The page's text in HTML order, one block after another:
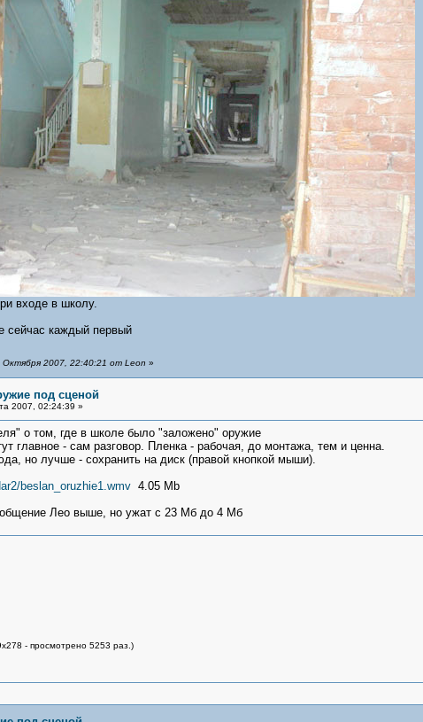
входе в школу.
сейчас каждый первый
2007, 22:40:21 от Leon »
под сценой
2007, 02:24:39 »
о том, где в школе было "заложено" оружие
главное - сам разговор. Пленка - рабочая, до монтажа, тем и ценна.
но лучше - сохранить на диск (правой кнопкой мыши).
beslan_oruzhie1.wmv4.05 Mb
Лео выше, но ужат с 23 Мб до 4 Мб
- просмотрено 5253 раз.)